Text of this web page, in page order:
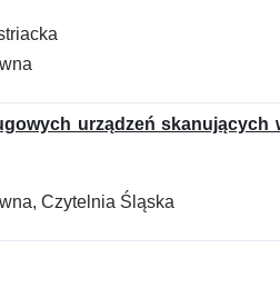
urządzeń skanujących
Czytelnia Śląska